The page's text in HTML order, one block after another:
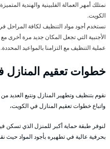
نمتلك أمهر العمالة الفلبينية والهندية
الكويت.
نستخدم أجود مواد التنظيف لكافة المراحل
الأجنبية التي تجعل المكان جديد مرة أخرى
عملية التنظيف مع التزامنا بالمواعيد المحددة.
خطوات تعقيم المنازل
نقوم بتنظيف وتطهير المنازل ونتبع العديد
واتباع خطوات تعقيم المنازل في الكويت،
لنوفر طبقة حماية أكبر للمنزل الذي تسكن
بحرفية عالية في تطهيره بأجود المواد حيث